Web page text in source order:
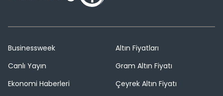
Businessweek
Canlı Yayın
Ekonomi Haberleri
Altın Fiyatları
Gram Altın Fiyatı
Çeyrek Altın Fiyatı